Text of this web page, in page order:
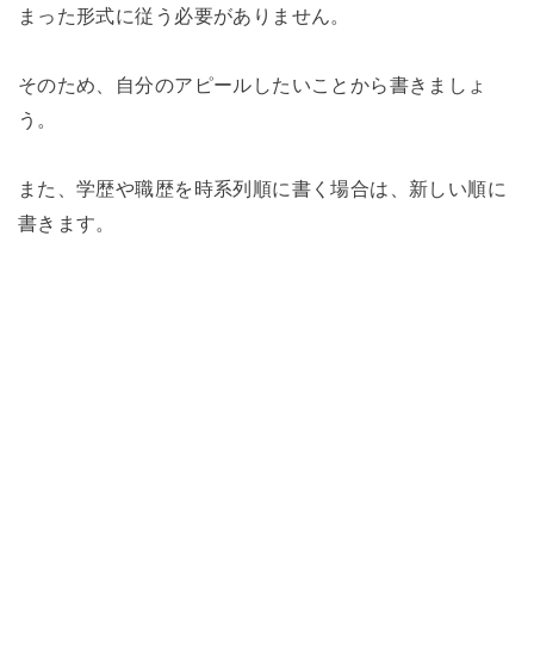
まった形式に従う必要がありません。
そのため、自分のアピールしたいことから書きましょ
う。
また、学歴や職歴を時系列順に書く場合は、新しい順に
書きます。